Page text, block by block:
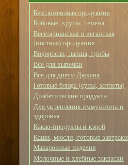
Безглютеновая продукция
Бобовые, крупы, семена
Вегетарианская и веганская
(постная) продукция
Водоросли, лапша, грибы
Все для выпечки
Все для диеты Дюкана
Готовые блюда (супы, котлеты)
Диабетические продукты
Для укрепления иммунитета и
здоровья
Какао-продукты и кэроб
Каши, мюсли, готовые завтраки
Макаронные изделия
Молочные и хлебные закваски